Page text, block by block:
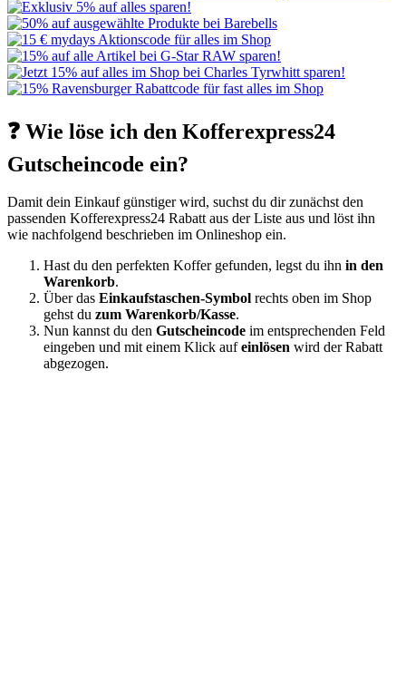
❓ Wie löse ich den Kofferexpress24
Gutscheincode ein?
Damit dein Einkauf günstiger wird, suchst du dir zunächst den
passenden Kofferexpress24 Rabatt aus der Liste aus und löst ihn
wie nachfolgend beschrieben im Onlineshop ein.
Hast du den perfekten Koffer gefunden, legst du ihn in den
Warenkorb.
Über das Einkaufstaschen-Symbol rechts oben im Shop
gehst du zum Warenkorb/Kasse.
Nun kannst du den Gutscheincode im entsprechenden Feld
eingeben und mit einem Klick aufeinlösen wird der Rabatt
abgezogen.